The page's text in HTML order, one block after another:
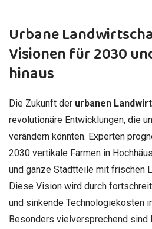
Urbane
Visionen für 2030
hinaus
Die Zukunft der urbanen
revolutionäre Entwicklungen, die
verändern könnten. Experten
2030 vertikale Farmen in
und ganze Stadtteile mit frischen
Diese Vision wird durch
und sinkende Technologiekosten
Besonders vielversprechend sind